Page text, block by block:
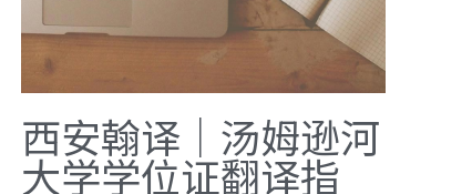
西安翰译｜汤姆逊河
大学学位证翻译指